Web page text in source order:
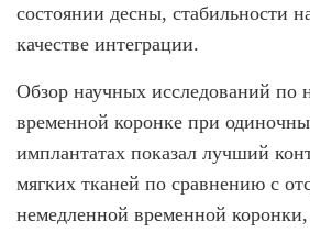
состоянии десны, стабильности
качестве интеграции.
Обзор научных исследований по
временной коронке при
имплантатах показал лучший
мягких тканей по сравнению с
немедленной временной